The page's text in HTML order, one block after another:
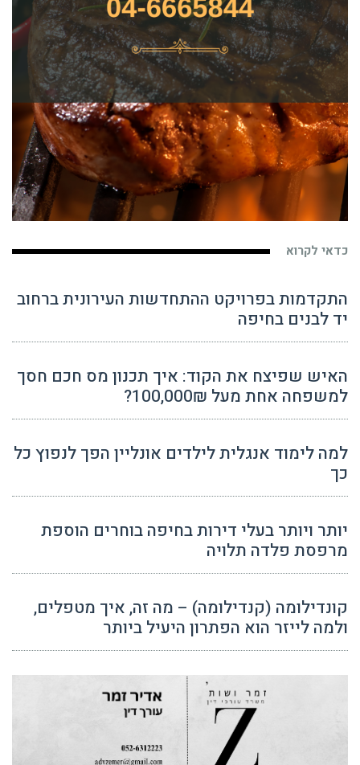
כדאי לקרוא
התקדמות בפרויקט ההתחדשות העירונית ברחוב
יד לבנים בחיפה
האיש שפיצח את הקוד: איך תכנון מס חכם חסך
למשפחה אחת מעל 100,000₪?
למה לימוד אנגלית לילדים אונליין הפך לנפוץ כל
כך
יותר ויותר בעלי דירות בחיפה בוחרים הוספת
מרפסת פלדה תלויה
קונדילומה (קנדילומה) – מה זה, איך מטפלים,
ולמה לייזר הוא הפתרון היעיל ביותר